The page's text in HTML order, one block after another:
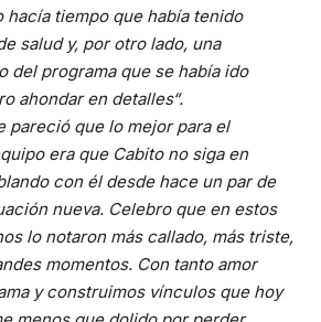
hacía tiempo que había tenido
salud y, por otro lado, una
del programa que se había ido
ahondar en detalles“.
pareció que lo mejor para el
era que Cabito no siga en
con él desde hace un par de
nueva. Celebro que en estos
lo notaron más callado, más triste,
momentos. Con tanto amor
y construimos vínculos que hoy